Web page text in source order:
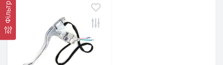
Фільтр